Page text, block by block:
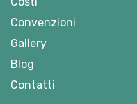
Convenzioni
Gallery
Blog
Contatti